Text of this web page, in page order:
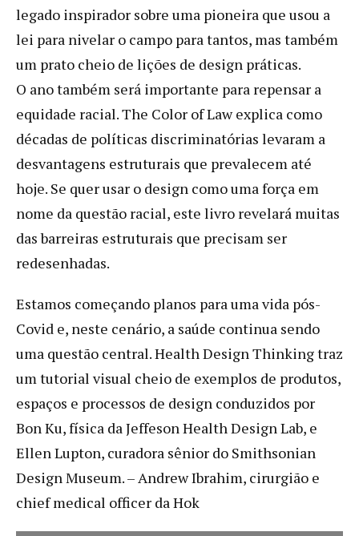
legado inspirador sobre uma pioneira que usou a
lei para nivelar o campo para tantos, mas também
um prato cheio de lições de design práticas.
O ano também será importante para repensar a
equidade racial. The Color of Law explica como
décadas de políticas discriminatórias levaram a
desvantagens estruturais que prevalecem até
hoje. Se quer usar o design como uma força em
nome da questão racial, este livro revelará muitas
das barreiras estruturais que precisam ser
redesenhadas.
Estamos começando planos para uma vida pós-
Covid e, neste cenário, a saúde continua sendo
uma questão central. Health Design Thinking traz
um tutorial visual cheio de exemplos de produtos,
espaços e processos de design conduzidos por
Bon Ku, física da Jeffeson Health Design Lab, e
Ellen Lupton, curadora sênior do Smithsonian
Design Museum. – Andrew Ibrahim, cirurgião e
chief medical officer da Hok